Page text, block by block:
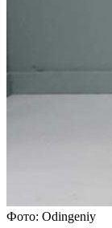
Фото: Odingeniy